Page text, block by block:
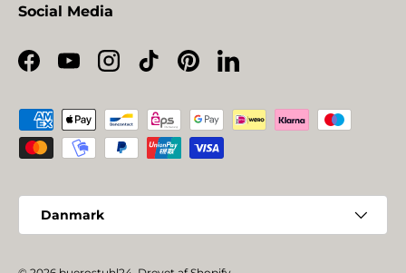
Social Media
Facebook
YouTubeInstagram
TikTokPinterestLinkedIn
Betalingsmetoder
Danmark